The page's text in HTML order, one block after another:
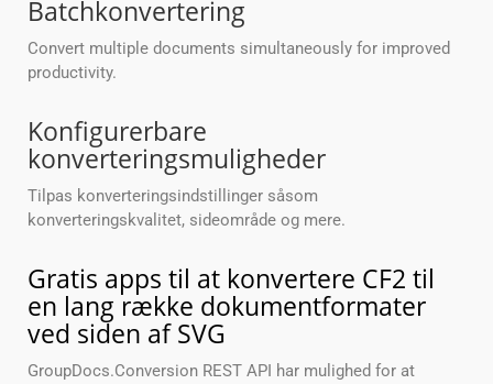
Batchkonvertering
Convert multiple documents simultaneously for improved
productivity.
Konfigurerbare
konverteringsmuligheder
Tilpas konverteringsindstillinger såsom
konverteringskvalitet, sideområde og mere.
Gratis apps til at konvertere CF2 til
en lang række dokumentformater
ved siden af SVG
GroupDocs.Conversion REST API har mulighed for at